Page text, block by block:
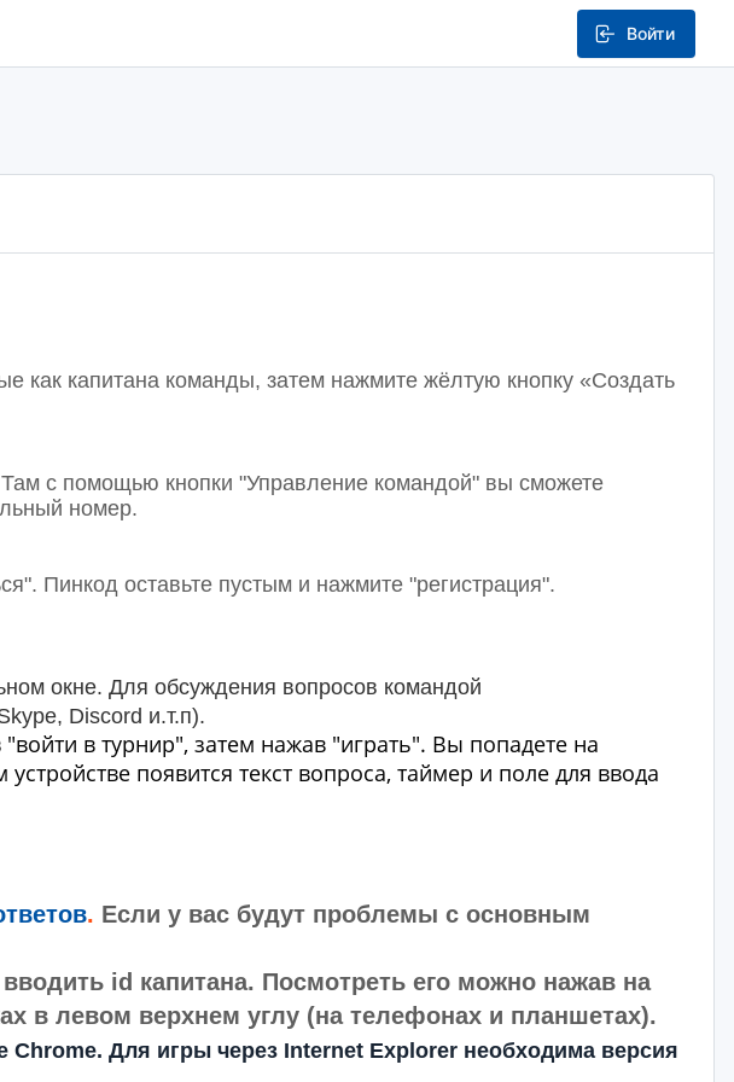
Войти
как капитана команды, затем нажмите жёлтую кнопку «Создать
с помощью кнопки "Управление командой" вы сможете
номер.
Пинкод оставьте пустым и нажмите "регистрация".
окне. Для обсуждения вопросов командой
Discord и.т.п).
в турнир", затем нажав "играть". Вы попадете на
появится текст вопроса, таймер и поле для ввода
. Если у вас будут проблемы с основным
id капитана. Посмотреть его можно нажав на
в левом верхнем углу (на телефонах и планшетах).
Для игры через Internet Explorer необходима версия